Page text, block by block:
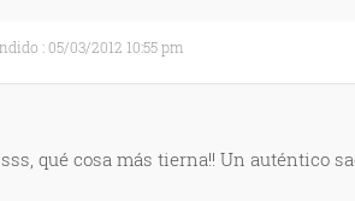
: 05/03/2012 10:55 pm
qué cosa más tierna!! Un auténtico